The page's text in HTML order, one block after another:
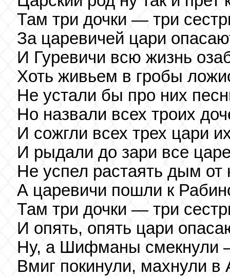
Там три дочки — три
За царевичей цари
И Гуревичи всю жизнь
Хоть живьем в гробы
Не устали бы про них
Но назвали всех троих
И сожгли всех трех цари
И рыдали до зари все
Не успел растаять дым
А царевичи пошли к
Там три дочки — три
И опять, опять цари
Ну, а Шифманы смекнули
Вмиг покинули, махнули в